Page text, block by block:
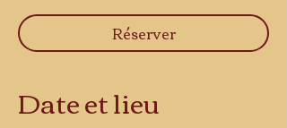
Réserver
Date et lieu